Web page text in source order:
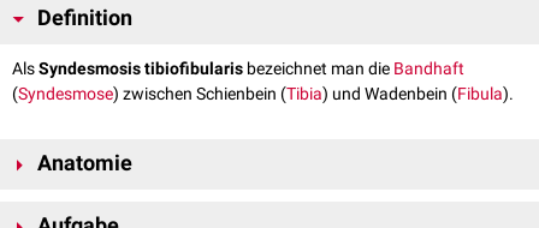
Definition
AlsSyndesmosis tibiofibularis bezeichnet man die Bandhaft
(Syndesmose) zwischen Schienbein (Tibia) und Wadenbein (Fibula).
Anatomie